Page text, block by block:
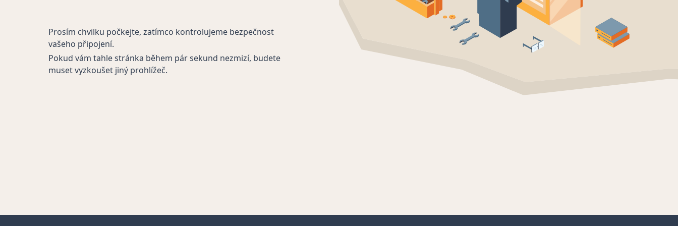
Prosím chvilku počkejte, zatímco kontrolujeme bezpečnost
vašeho připojení.
Pokud vám tahle stránka během pár sekund nezmizí, budete
muset vyzkoušet jiný prohlížeč.